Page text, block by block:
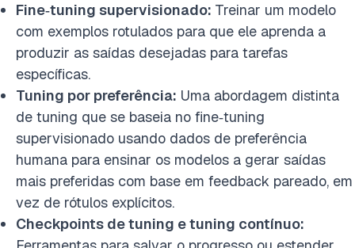
Fine‑tuning supervisionado: Treinar um modelo
com exemplos rotulados para que ele aprenda a
produzir as saídas desejadas para tarefas
específicas.
Tuning por preferência: Uma abordagem distinta
de tuning que se baseia no fine‑tuning
supervisionado usando dados de preferência
humana para ensinar os modelos a gerar saídas
mais preferidas com base em feedback pareado, em
vez de rótulos explícitos.
Checkpoints de tuning e tuning contínuo: